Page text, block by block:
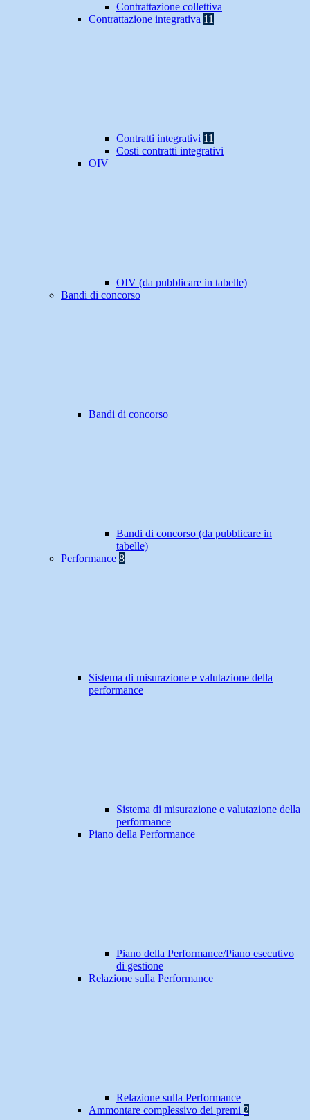
Contrattazione collettiva
Contrattazione integrativa 11
Contratti integrativi 11
Costi contratti integrativi
OIV
OIV (da pubblicare in tabelle)
Bandi di concorso
Bandi di concorso
Bandi di concorso (da pubblicare in
tabelle)
Performance 8
Sistema di misurazione e valutazione della
performance
Sistema di misurazione e valutazione della
performance
Piano della Performance
Piano della Performance/Piano esecutivo
di gestione
Relazione sulla Performance
Relazione sulla Performance
Ammontare complessivo dei premi 2